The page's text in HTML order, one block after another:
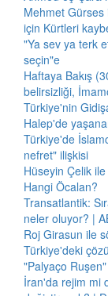
Mehmet
için Kürtleri
"Ya sev ya terk
seçin"e
Haftaya Bakış
belirsizliği,
Türkiye'nin
Halep'de
Türkiye'de
nefret" ilişkisi
Hüseyin Çelik
Hangi Öcalan?
Transatlantik:
neler oluyor? |
Roj Girasun ile
Türkiye'deki
"Palyaço Ruşen"
İran'da rejim mi